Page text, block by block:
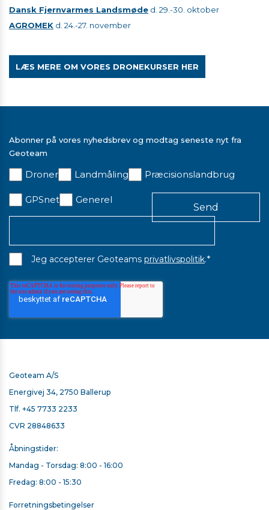
Dansk Fjernvarmes Landsmøde d. 29.-30. oktober
AGROMEK d. 24.-27. november
LÆS MERE OM VORES DRONEKURSER HER
Abonner på vores nyhedsbrev og modtag seneste nyt fra
Geoteam
Droner Landmåling Præcisionslandbrug
GPSnet Generel
Jeg accepterer Geoteams privatlivspolitik.*
Geoteam A/S
Energivej 34, 2750 Ballerup
Tlf. +45 7733 2233
CVR 28848633
Åbningstider:
Mandag - Torsdag: 8:00 - 16:00
Fredag: 8:00 - 15:30
Forretningsbetingelser